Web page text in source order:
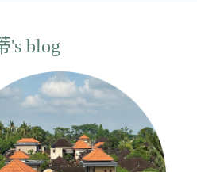
's blog